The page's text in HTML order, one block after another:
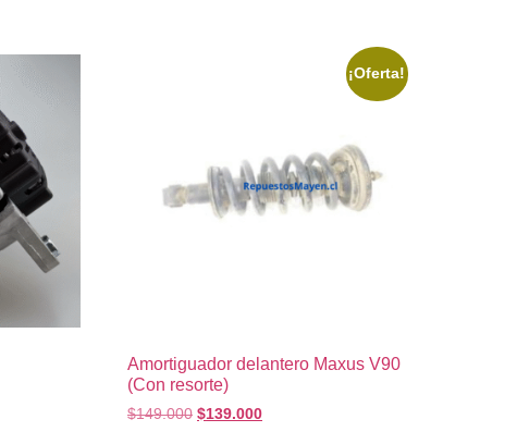
¡Oferta!
Amortiguador delantero Maxus V90
(Con resorte)
$149.000 $139.000